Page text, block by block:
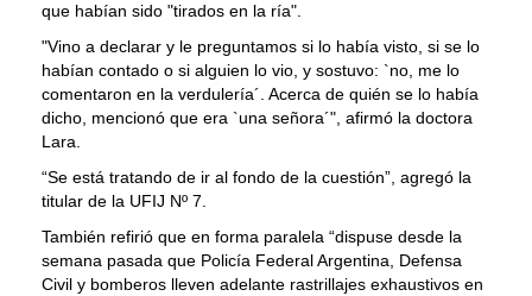
que habían sido "tirados en la ría".
"Vino a declarar y le preguntamos si lo había visto, si se lo
habían contado o si alguien lo vio, y sostuvo: `no, me lo
comentaron en la verdulería´. Acerca de quién se lo había
dicho, mencionó que era `una señora´", afirmó la doctora
Lara.
“Se está tratando de ir al fondo de la cuestión”, agregó la
titular de la UFIJ Nº 7.
También refirió que en forma paralela “dispuse desde la
semana pasada que Policía Federal Argentina, Defensa
Civil y bomberos lleven adelante rastrillajes exhaustivos en